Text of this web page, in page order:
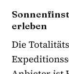
erleben
Die